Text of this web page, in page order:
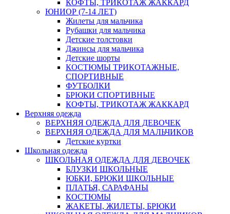
КОФТЫ, ТРИКОТАЖ ЖАККАРД
ЮНИОР (7-14 ЛЕТ)
Жилеты для мальчика
Рубашки для мальчика
Детские толстовки
Джинсы для мальчика
Детские шорты
КОСТЮМЫ ТРИКОТАЖНЫЕ,
СПОРТИВНЫЕ
ФУТБОЛКИ
БРЮКИ СПОРТИВНЫЕ
КОФТЫ, ТРИКОТАЖ ЖАККАРД
Верхняя одежда
ВЕРХНЯЯ ОДЕЖДА ДЛЯ ДЕВОЧЕК
ВЕРХНЯЯ ОДЕЖДА ДЛЯ МАЛЬЧИКОВ
Детские куртки
Школьная одежда
ШКОЛЬНАЯ ОДЕЖДА ДЛЯ ДЕВОЧЕК
БЛУЗКИ ШКОЛЬНЫЕ
ЮБКИ, БРЮКИ ШКОЛЬНЫЕ
ПЛАТЬЯ, САРАФАНЫ
КОСТЮМЫ
ЖАКЕТЫ, ЖИЛЕТЫ, БРЮКИ